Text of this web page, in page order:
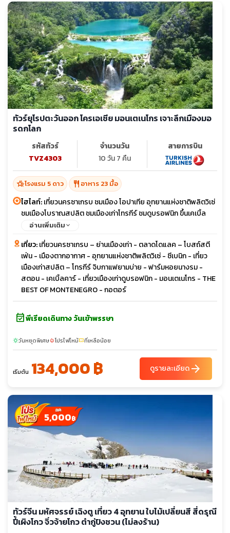
ทัวร์ยุโรปตะวันออก โครเอเชีย มอนเตเนโกร เจาะลึกเมืองมอ
รดกโลก
รหัสทัวร์
TVZ4303
จำนวนวัน
10 วัน 7 คืน
สายการบิน
hotel_classโรงแรม 5 ดาว restaurant อาหาร 23 มื้อ
ไฮไลท์:เที่ยวนครซาเกรบ ชมเมือง โอปาเทีย อุทยานแห่งชาติพลิตวิเซ่
ชมเมืองโบราณสปลิต ชมเมืองเก่าโทรกีร์ ชมดูบรอฟนิก ขึ้นเคเบิ้ล
คาร์ สู่จุดชมวิวบนยอดเขา
อ่านเพิ่มเติม
เที่ยว:เที่ยวนครซาเกรบ – ย่านเมืองเก่า - ตลาดโดแลค – โบสถ์สตี
เฟ่น - เมืองตากอากาศ - อุทยานแห่งชาติพลิตวิเซ่ - ซีเบนิก - เที่ยว
เมืองเก่าสปลิต – โทรกีร์ จิบกาแฟยามบ่าย - ฟาร์มหอยนางรม -
สตอน - เคเบิ้ลคาร์ - เที่ยวเมืองเก่าดูบรอฟนิก - มอนเตเนโกร - THE
BEST OF MONTENEGRO - กอตอร์
event_availableพีเรียดเดินทาง วันเข้าพรรษา
sunnyวันหยุดพิเศษlocal_fire_departmentโปรไฟไหม้confirmation_numberที่เหลือน้อย
เริ่มต้น 134,000 ฿ ดูรายละเอียดarrow_forward
5,000฿
ทัวร์จีน มหัศจรรย์ เฉิงตู เที่ยว 4 อุทยาน ใบไม้เปลี่ยนสี สี่ดรุณี
ปี้เผิงโกว จิ่วจ้ายโกว ต๋ากู่ปิงชวน (ไม่ลงร้าน)